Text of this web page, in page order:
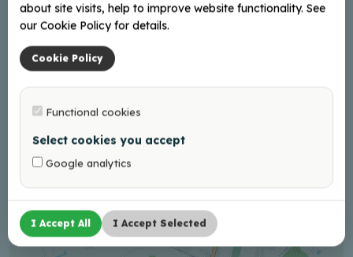
+
−
about site visits, help to improve website functionality. See
our Cookie Policy for details.
Cookie Policy
Functional cookies
Select cookies you accept
Google analytics
I Accept All I Accept Selected